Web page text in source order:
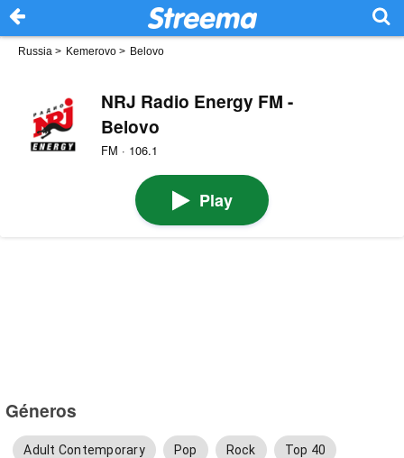
Russia > Kemerovo > Belovo
NRJ Radio Energy FM -
Belovo
FM · 106.1
Play
Géneros
Adult Contemporary Pop Rock Top 40